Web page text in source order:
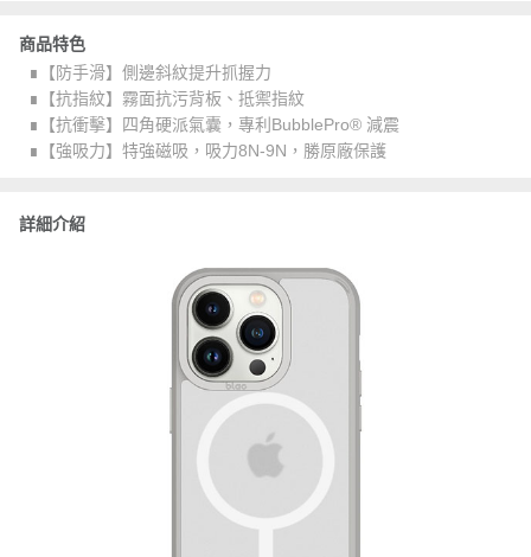
商品特色
∎【防手滑】側邊斜紋提升抓握力
∎【抗指紋】霧面抗污背板、抵禦指紋
∎【抗衝擊】四角硬派氣囊，專利BubblePro® 減震
∎【強吸力】特強磁吸，吸力8N-9N，勝原廠保護
詳細介紹